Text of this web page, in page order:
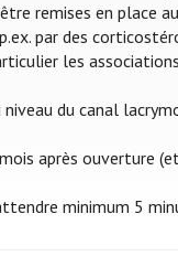
remises en place
par des
les
du canal
après ouverture
minimum 5